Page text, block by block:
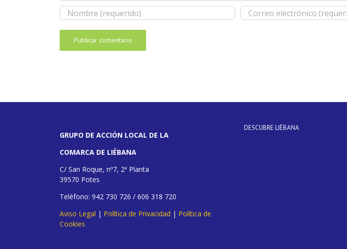
GRUPO DE ACCIÓN LOCAL DE LA
COMARCA DE LIÉBANA
C/ San Roque, nº7, 2ª Planta
39570 Potes
Teléfono: 942 730 726 / 606 318 720
Aviso Legal | Política de Privacidad | Política de
Cookies
DESCUBRE LIÉBANA